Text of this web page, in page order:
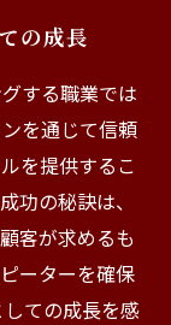
の成長
する職業では
を通じて信頼
を提供するこ
功の秘訣は、
客が求めるも
ーターを確保
ての成長を感